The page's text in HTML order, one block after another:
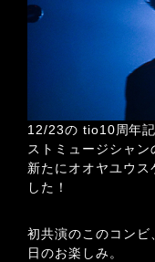
12/23の tio10周年
ストミュージシャ
新たにオオヤユウ
した！
初共演のこのコンビ
日のお楽しみ。